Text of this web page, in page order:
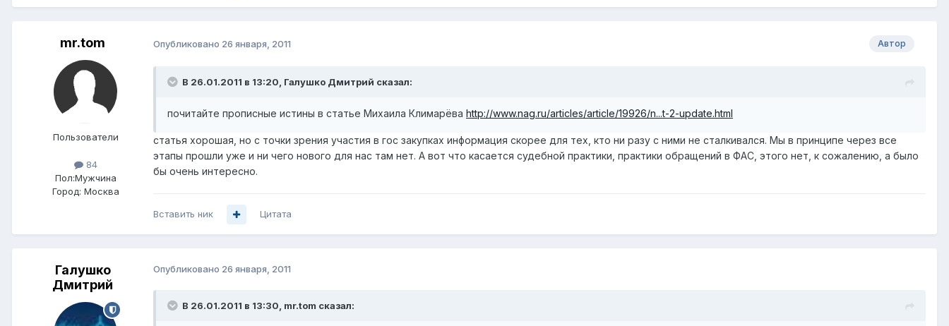
mr.tom
Пользователи
84
Пол:Мужчина
Город: Москва
Автор
Опубликовано 26 января, 2011
В 26.01.2011 в 13:20, Галушко Дмитрий сказал:
почитайте прописные истины в статье Михаила Климарёва http://www.nag.ru/articles/article/19926/n...t-2-update.html
статья хорошая, но с точки зрения участия в гос закупках информация скорее для тех, кто ни разу с ними не сталкивался. Мы в принципе через все
этапы прошли уже и ни чего нового для нас там нет. А вот что касается судебной практики, практики обращений в ФАС, этого нет, к сожалению, а было
бы очень интересно.
Вставить ник Цитата
Галушко
Дмитрий
Опубликовано 26 января, 2011
В 26.01.2011 в 13:30, mr.tom сказал: